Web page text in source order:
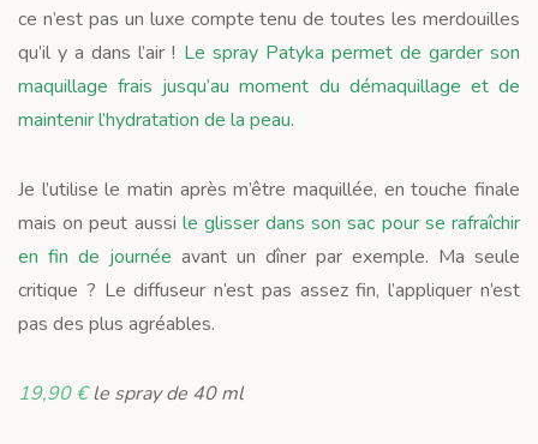
ce n’est pas un luxe compte tenu de toutes les merdouilles
qu’il y a dans l’air ! Le spray Patyka permet de garder son
maquillage frais jusqu’au moment du démaquillage et de
maintenir l’hydratation de la peau.
Je l’utilise le matin après m’être maquillée, en touche finale
mais on peut aussi le glisser dans son sac pour se rafraîchir
en fin de journée avant un dîner par exemple. Ma seule
critique ? Le diffuseur n’est pas assez fin, l’appliquer n’est
pas des plus agréables.
19,90 €le spray de 40 ml